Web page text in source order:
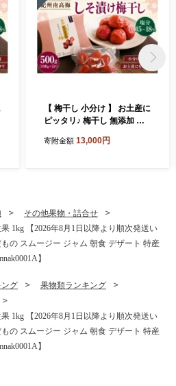
【 梅干し 小分け 】 お土産に
ピッタリ♪ 梅干し 無添加 南
のすっぱい しそ漬け梅干し 5
重県 熊野市【frsn0031A】
寄附金額 13,000円
その他果物・詰合せ
1kg 【2026年8月1日以降より順次発送い
の スムージー ジャム 朝食 デザート 特産
】
ング
果物類ランキング
1kg 【2026年8月1日以降より順次発送い
の スムージー ジャム 朝食 デザート 特産
】